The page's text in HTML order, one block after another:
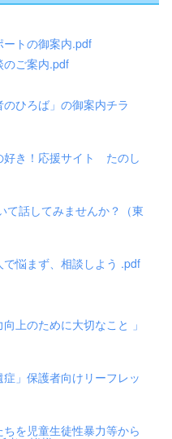
トの御案内.pdf
のご案内.pdf
のひろば」の御案内チラ
好き！応援サイト たのし
て話してみませんか？（東
悩まず、相談しよう .pdf
上のために大切なこと 」
」保護者向けリーフレッ
を児童生徒性暴力等から